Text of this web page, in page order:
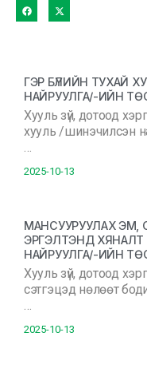
ГЭР БҮЛИЙН ТУХАЙ
НАЙРУУЛГА/-ИЙН
Хууль зүй, дотоод
хууль /шинэчилсэн
…
2025-10-13
МАНСУУРУУЛАХ
ЭРГЭЛТЭНД
НАЙРУУЛГА/-ИЙН
Хууль зүй, дотоод
сэтгэцэд нөлөөт
…
2025-10-13